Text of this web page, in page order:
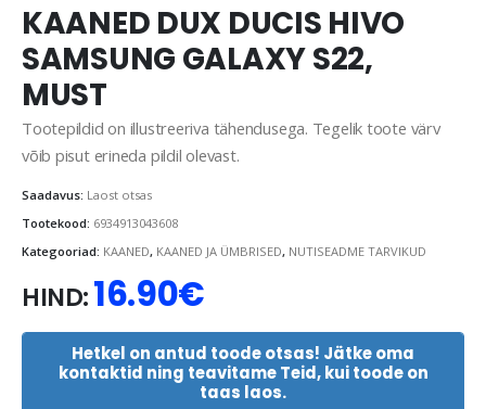
KAANED DUX DUCIS HIVO
SAMSUNG GALAXY S22,
MUST
Tootepildid on illustreeriva tähendusega. Tegelik toote värv
võib pisut erineda pildil olevast.
Saadavus: Laost otsas
Tootekood: 6934913043608
Kategooriad: KAANED, KAANED JA ÜMBRISED, NUTISEADME TARVIKUD
HIND:16.90€
Hetkel on antud toode otsas! Jätke oma
kontaktid ning teavitame Teid, kui toode on
taas laos.